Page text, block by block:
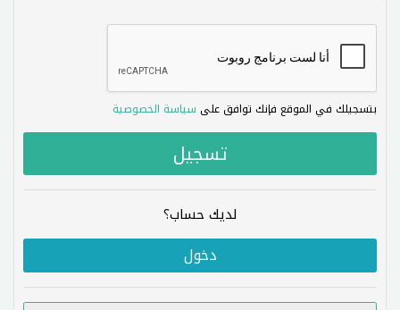
بتسجيلك في الموقع فإنك توافق على سياسة الخصوصية
لديك حساب؟
دخول